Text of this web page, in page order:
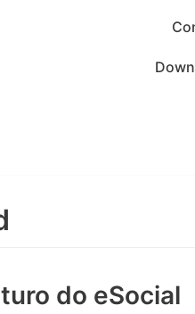
do eSocial